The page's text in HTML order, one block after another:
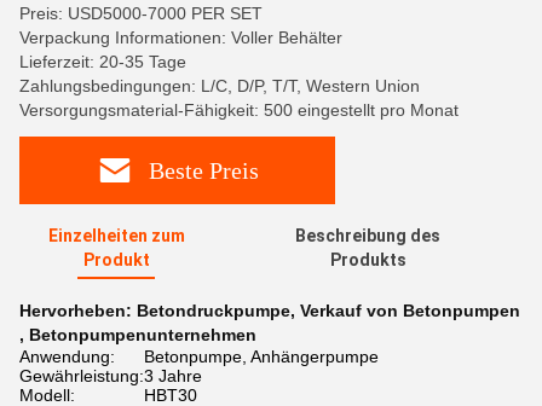
Preis: USD5000-7000 PER SET
Verpackung Informationen: Voller Behälter
Lieferzeit: 20-35 Tage
Zahlungsbedingungen: L/C, D/P, T/T, Western Union
Versorgungsmaterial-Fähigkeit: 500 eingestellt pro Monat
Beste Preis
Einzelheiten zum
Produkt
Beschreibung des
Produkts
Hervorheben: Betondruckpumpe, Verkauf von Betonpumpen
, Betonpumpenunternehmen
Anwendung:
Betonpumpe, Anhängerpumpe
Gewährleistung:3 Jahre
Modell:
HBT30